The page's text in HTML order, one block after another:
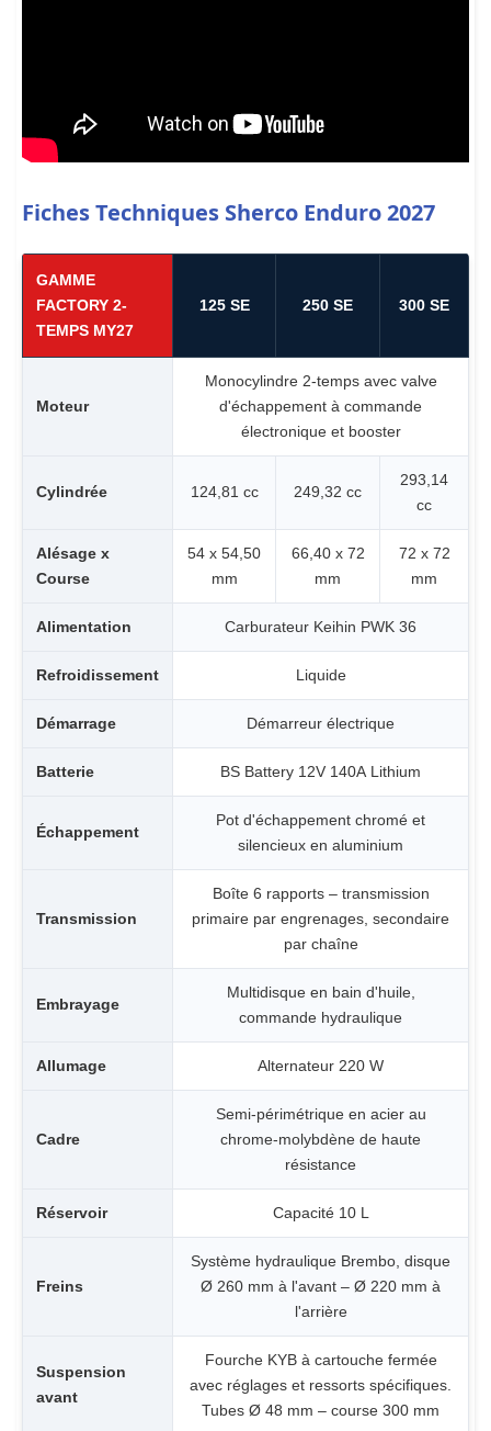
Fiches Techniques Sherco Enduro 2027
GAMME
FACTORY 2-
TEMPS MY27
125 SE 250 SE 300 SE
Moteur
Monocylindre 2-temps avec valve
d'échappement à commande
électronique et booster
Cylindrée 124,81 cc 249,32 cc
293,14
cc
Alésage x
Course
54 x 54,50
mm
66,40 x 72
mm
72 x 72
mm
Alimentation Carburateur Keihin PWK 36
Refroidissement Liquide
Démarrage Démarreur électrique
Batterie BS Battery 12V 140A Lithium
Échappement
Pot d'échappement chromé et
silencieux en aluminium
Transmission
Boîte 6 rapports – transmission
primaire par engrenages, secondaire
par chaîne
Embrayage
Multidisque en bain d'huile,
commande hydraulique
Allumage Alternateur 220 W
Cadre
Semi-périmétrique en acier au
chrome-molybdène de haute
résistance
Réservoir Capacité 10 L
Freins
Système hydraulique Brembo, disque
Ø 260 mm à l'avant – Ø 220 mm à
l'arrière
Suspension
avant
Fourche KYB à cartouche fermée
avec réglages et ressorts spécifiques.
Tubes Ø 48 mm – course 300 mm